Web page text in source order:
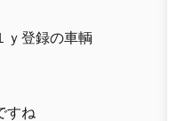
ｙ登録の車輌
すね